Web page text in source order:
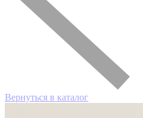
Вернуться в каталог